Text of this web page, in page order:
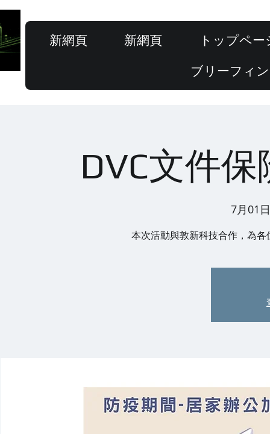
新網頁 新網頁 トップペー
ブリーフィ
DVC文件
7月01
本次活動與敦新科技合作，為